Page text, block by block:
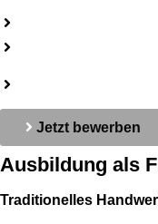
Jetzt bewerben
Ausbildung als
Traditionelles